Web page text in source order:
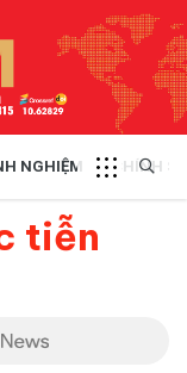
NGHIỆM CHÍNH
tiễn